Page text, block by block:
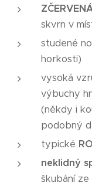
skvrn v
studené
horkosti)
vysoká
výbuchy
(někdy i
podobný
typické
neklidný
škubání ze